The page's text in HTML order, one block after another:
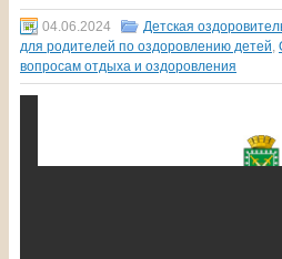
04.06.2024 Детская
для родителей по оздоровлению детей
вопросам отдыха и оздоровления